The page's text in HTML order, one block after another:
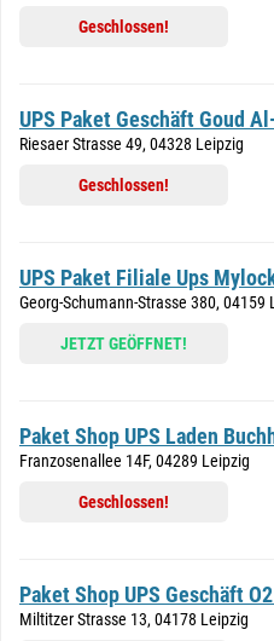
Geschlossen!
UPS Paket Geschäft Goud
Riesaer Strasse 49, 04328 Leipzig
Geschlossen!
UPS Paket Filiale Ups
Georg-Schumann-Strasse 380, 04159
JETZT GEÖFFNET!
Paket Shop UPS Laden
Franzosenallee 14F, 04289 Leipzig
Geschlossen!
Paket Shop UPS Geschäft
Miltitzer Strasse 13, 04178 Leipzig